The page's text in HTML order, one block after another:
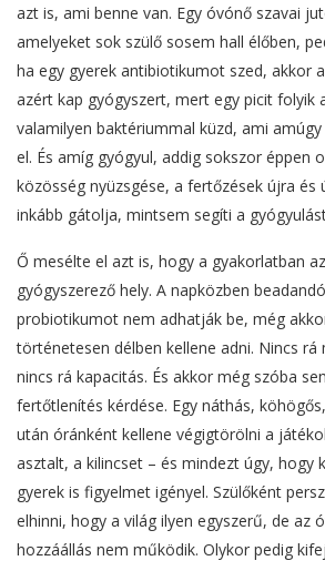
azt is, ami benne van. Egy óvónő szavai
amelyeket sok szülő sosem hall élőben,
ha egy gyerek antibiotikumot szed, akkor
azért kap gyógyszert, mert egy picit folyik
valamilyen baktériummal küzd, ami
el. És amíg gyógyul, addig sokszor éppen
közösség nyüzsgése, a fertőzések újra és
inkább gátolja, mintsem segíti a
Ő mesélte el azt is, hogy a gyakorlatban
gyógyszerező hely. A napközben
probiotikumot nem adhatják be, még
történetesen délben kellene adni. Nincs rá
nincs rá kapacitás. És akkor még szóba
fertőtlenítés kérdése. Egy náthás,
után óránként kellene végigtörölni a
asztalt, a kilincset – és mindezt úgy, hogy
gyerek is figyelmet igényel. Szülőként
elhinni, hogy a világ ilyen egyszerű, de az
hozzáállás nem működik. Olykor pedig